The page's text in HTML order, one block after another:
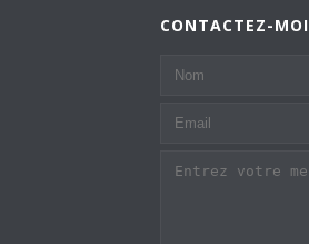
CONTACTEZ-MOI